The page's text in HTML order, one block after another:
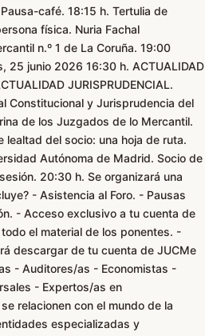
café. 18:15 h. Tertulia de
física. Nuria Fachal
n.º 1 de La Coruña. 19:00
25 junio 2026 16:30 h. ACTUALIDAD
JURISPRUDENCIAL.
Constitucional y Jurisprudencia del
de los Juzgados de lo Mercantil.
del socio: una hoja de ruta.
Autónoma de Madrid. Socio de
20:30 h. Se organizará una
- Asistencia al Foro. - Pausas
- Acceso exclusivo a tu cuenta de
el material de los ponentes. -
descargar de tu cuenta de JUCMe
- Auditores/as - Economistas -
- Expertos/as en
relacionen con el mundo de la
especializadas y